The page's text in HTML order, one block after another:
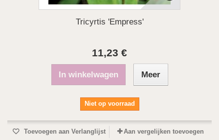
Tricyrtis 'Empress'
11,23 €
In winkelwagen Meer
Niet op voorraad
Toevoegen aan Verlanglijst Aan vergelijken toevoegen